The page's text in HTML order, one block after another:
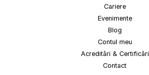
Cariere
Evenimente
Blog
Contul meu
Acreditări & Certificări
Contact